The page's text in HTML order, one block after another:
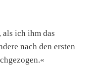
als ich ihm das
nach den ersten